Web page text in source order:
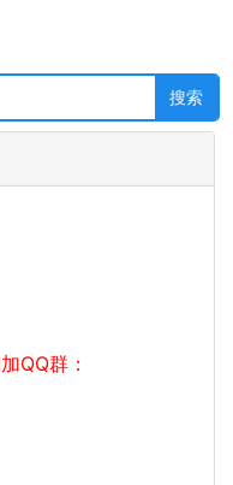
QQ群：